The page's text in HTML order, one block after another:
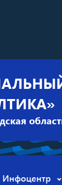
Инфоцентр